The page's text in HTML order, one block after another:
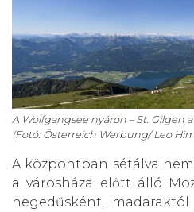
A Wolfgangsee nyáron – St. Gilgen
(Fotó: Österreich Werbung/ Leo
A központban sétálva
a városháza előtt álló
hegedűsként,